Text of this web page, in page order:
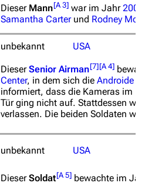
Dieser Mann[A 3] war im Jahr2001
Samantha Carterund Rodney
unbekannt USA
DieserSenior Airman[7][A 4]
Center, in dem sich die Androide
informiert, dass die Kameras im
Tür ging nicht auf. Stattdessen
verlassen. Die beiden Soldaten
unbekannt USA
DieserSoldat[A 5] bewachte im